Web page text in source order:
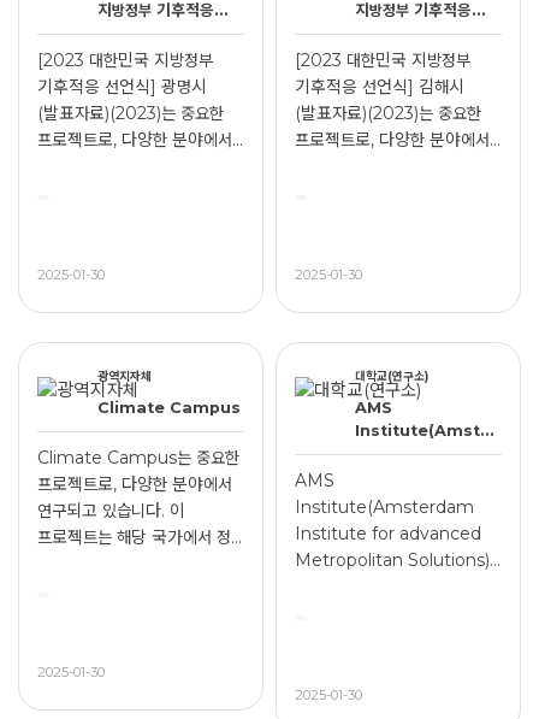
지방정부 기후적응
선언식] 광명시
(발표자료)(2023)
[2023 대한민국 지방정부
기후적응 선언식] 광명시
(발표자료)(2023)는 중요한
프로젝트로, 다양한 분야에서
2025-01-30
지방정부 기후적응
선언식] 김해시
(발표자료)(2023)
[2023 대한민국 지방정부
기후적응 선언식] 김해시
(발표자료)(2023)는 중요한
프로젝트로, 다양한 분야에서
2025-01-30
광역지자체
Climate Campus
Climate Campus는 중요한
프로젝트로, 다양한 분야에서
연구되고 있습니다. 이
프로젝트는 해당 국가에서 정...
2025-01-30
대학교(연구소)
AMS
Institute(Amster
dam Institute
Metropolitan
Solutions)
AMS
Institute(Amsterdam
Institute for advanced
Metropolitan Solutions)
2025-01-30